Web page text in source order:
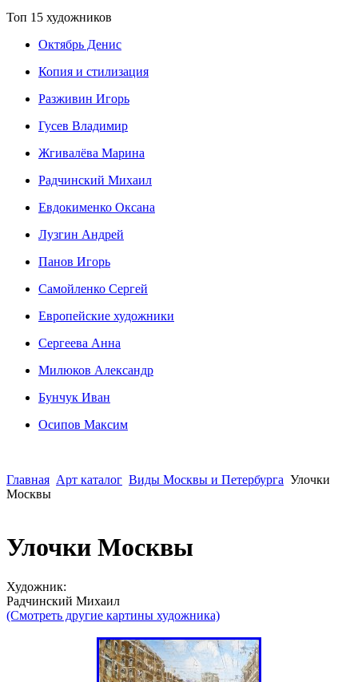
Топ 15 художников
Октябрь Денис
Копия и стилизация
Разживин Игорь
Гусев Владимир
Жгивалёва Марина
Радчинский Михаил
Евдокименко Оксана
Лузгин Андрей
Панов Игорь
Сaмoйленко Сергей
Европейские художники
Сергеева Анна
Милюков Александр
Бунчук Иван
Осипoв Максим
Главная Арт каталог Виды Москвы и Петербурга Улочки
Москвы
Улочки Москвы
Художник:
Радчинский Михаил
(Смотреть другие картины художника)